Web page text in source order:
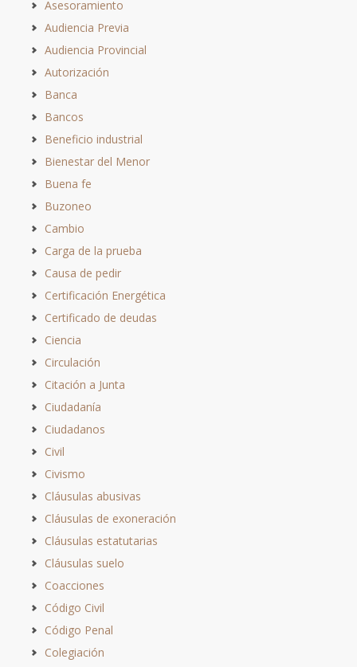
Asesoramiento
Audiencia Previa
Audiencia Provincial
Autorización
Banca
Bancos
Beneficio industrial
Bienestar del Menor
Buena fe
Buzoneo
Cambio
Carga de la prueba
Causa de pedir
Certificación Energética
Certificado de deudas
Ciencia
Circulación
Citación a Junta
Ciudadanía
Ciudadanos
Civil
Civismo
Cláusulas abusivas
Cláusulas de exoneración
Cláusulas estatutarias
Cláusulas suelo
Coacciones
Código Civil
Código Penal
Colegiación